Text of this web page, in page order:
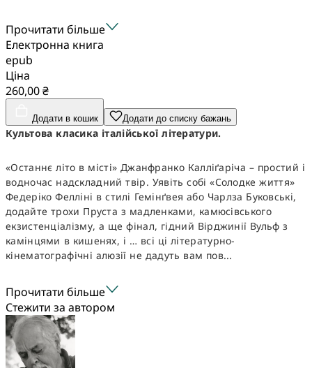
Прочитати більше
Електронна книга
epub
Ціна
260,00 ₴
Додати в кошик Додати до списку бажань
Культова класика італійської літератури.
«Останнє літо в місті» Джанфранко Калліґаріча – простий і
водночас надскладний твір. Уявіть собі «Солодке життя»
Федеріко Фелліні в стилі Гемінґвея або Чарлза Буковські,
додайте трохи Пруста з мадленками, камюсівського
екзистенціалізму, а ще фінал, гідний Вірджинії Вульф з
камінцями в кишенях, і … всі ці літературно-
кінематографічні алюзії не дадуть вам пов...
Прочитати більше
Стежити за автором